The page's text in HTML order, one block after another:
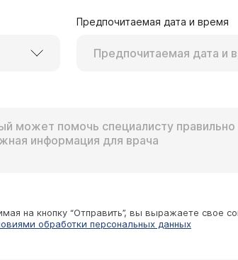
Ивановна, 75 лет
диагноз может врач-
45 лет
Предпочитаемая дата и время
на кнопку “Отправить”, вы выражаете свое
обработки персональных данных